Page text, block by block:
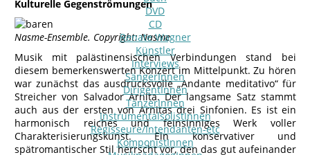
DVD
CD
Renate Wagner
Künstler
Interviews
SängerInnen
DirigentInnen
TänzerInnen
InstrumentalsolistInnen
Regisseure/Intendanten-etc
KomponistInnen
Kulturelle Gegenströmungen
Nasme-Ensemble. Copyright: Nasme
Musik mit palästinensischen Verbindungen stand bei
diesem bemerkenswerten Konzert im Mittelpunkt. Zu hören
war zunächst das ausdrucksvolle „Andante meditativo“ für
Streicher von Salvador Arnita. Der langsame Satz stammt
auch aus der ersten von Arnitas drei Sinfonien. Es ist ein
harmonisch reiches und feinsinniges Werk voller
Charakterisierungskunst. Ein konservativer und
spätromantischer Stil herrscht vor, den das gut aufeinander